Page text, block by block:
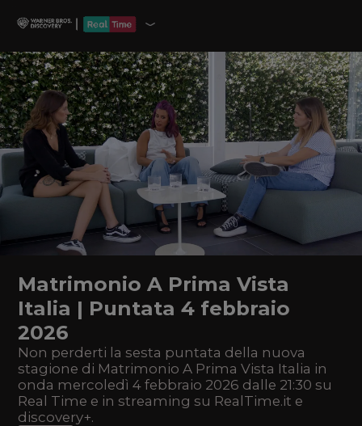
Matrimonio A Prima Vista
Italia | Puntata 4 febbraio
2026
Non perderti la sesta puntata della nuova
stagione di Matrimonio A Prima Vista Italia in
onda mercoledì 4 febbraio 2026 dalle 21:30 su
Real Time e in streaming su RealTime.it e
discovery+.